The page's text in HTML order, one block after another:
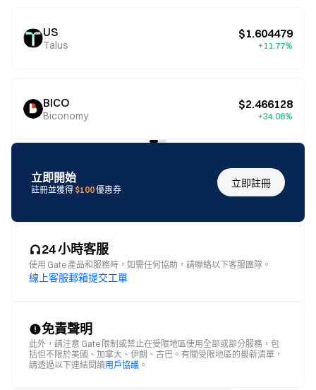
US
Talus
$1.604479
+11.77%
BICO
Biconomy
$2.466128
+34.06%
立即開始
註冊並獲得 $100優惠券
立即註冊
24 小時客服
使用 Gate 產品和服務時，如需任何協助，請聯絡以下客服團隊。
線上客服郵箱提交工單
免責聲明
此外，請注意 Gate 限制或禁止在受限地區使用全部或部分服務，包
括但不限於美國、加拿大、伊朗、古巴。有關受限地區的最新清單，
請透過以下連結閱讀用戶協議 。